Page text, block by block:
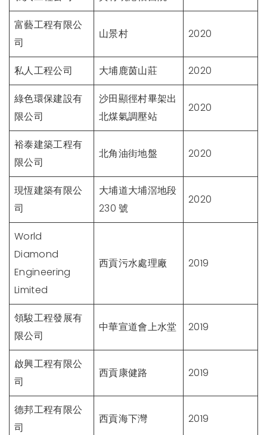
富藝工程有限公
司
山景村 2020
私人工程公司 大埔鹿茵山莊 2020
綠色環保建設有
限公司
沙田顯徑村畢架出
北煤氣調壓站
2020
裕泰建築工程有
限公司
北角油街地盤 2020
現恆建築有限公
司
大埔道大埔滘地段
230 號
2020
World
Diamond
Engineering
Limited
西貢污水處理廠 2019
領駿工程發展有
限公司
中華宣道會上水堂 2019
啟興工程有限公
司
西貢康健路 2019
德邦工程有限公
司
西貢海下灣 2019